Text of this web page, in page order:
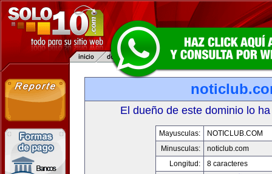
El dueño de este dominio lo
Mayusculas:
NOTICLUB.COM
Minusculas:
noticlub.com
Longitud:
8 caracteres